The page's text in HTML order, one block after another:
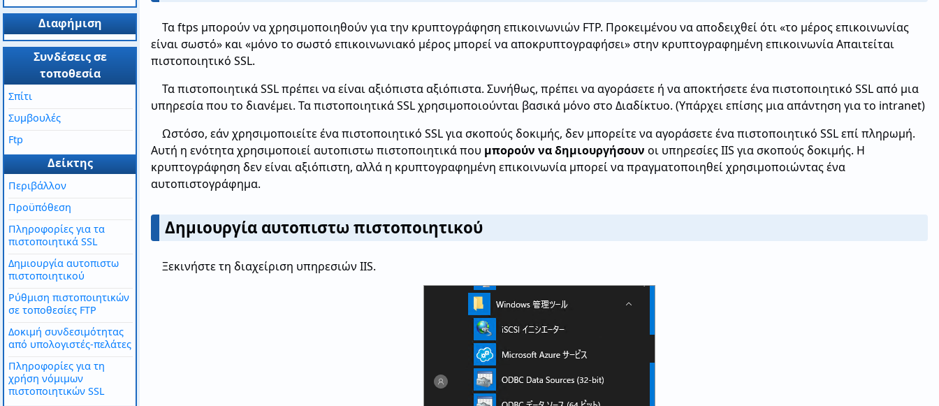
Τα ftps μπορούν να χρησιμοποιηθούν για την κρυπτογράφηση επικοινωνιών FTP. Προκειμένου να αποδειχθεί ότι «το μέρος επικοινωνίας
είναι σωστό» και «μόνο το σωστό επικοινωνιακό μέρος μπορεί να αποκρυπτογραφήσει» στην κρυπτογραφημένη επικοινωνία Απαιτείται
πιστοποιητικό SSL.
Τα πιστοποιητικά SSL πρέπει να είναι αξιόπιστα αξιόπιστα. Συνήθως, πρέπει να αγοράσετε ή να αποκτήσετε ένα πιστοποιητικό SSL από μια
υπηρεσία που το διανέμει. Τα πιστοποιητικά SSL χρησιμοποιούνται βασικά μόνο στο Διαδίκτυο. (Υπάρχει επίσης μια απάντηση για το intranet)
Ωστόσο, εάν χρησιμοποιείτε ένα πιστοποιητικό SSL για σκοπούς δοκιμής, δεν μπορείτε να αγοράσετε ένα πιστοποιητικό SSL επί πληρωμή.
Αυτή η ενότητα χρησιμοποιεί αυτοπιστω πιστοποιητικά που μπορούν να δημιουργήσουν οι υπηρεσίες IIS για σκοπούς δοκιμής. Η
κρυπτογράφηση δεν είναι αξιόπιστη, αλλά η κρυπτογραφημένη επικοινωνία μπορεί να πραγματοποιηθεί χρησιμοποιώντας ένα
αυτοπιστογράφημα.
Δημιουργία αυτοπιστω πιστοποιητικού
Ξεκινήστε τη διαχείριση υπηρεσιών IIS.
Διαφήμιση
Συνδέσεις σε
τοποθεσία
Σπίτι
Συμβουλές
Ftp
Δείκτης
Περιβάλλον
Προϋπόθεση
Πληροφορίες για τα
πιστοποιητικά SSL
Δημιουργία αυτοπιστω
πιστοποιητικού
Ρύθμιση πιστοποιητικών
σε τοποθεσίες FTP
Δοκιμή συνδεσιμότητας
από υπολογιστές-πελάτες
Πληροφορίες για τη
χρήση νόμιμων
πιστοποιητικών SSL